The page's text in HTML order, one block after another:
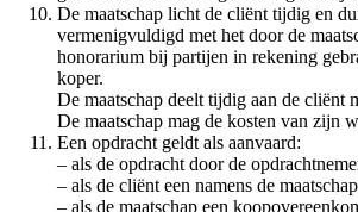
De maatschap licht de cliënt tijdig en
vermenigvuldigd met het door de
honorarium bij partijen in rekening
koper.
De maatschap deelt tijdig aan de cliënt
De maatschap mag de kosten van zijn
Een opdracht geldt als aanvaard:
– als de opdracht door de
– als de cliënt een namens de
– als de maatschap een